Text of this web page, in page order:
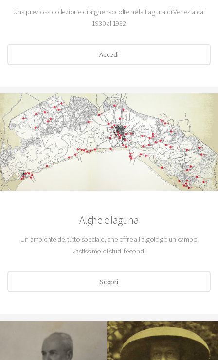
Una preziosa collezione di alghe raccolte nella Laguna di Venezia dal
1930 al 1932
Accedi
Alghe e laguna
Un ambiente del tutto speciale, che offre all'algologo un campo
vastissimo di studi fecondi
Scopri